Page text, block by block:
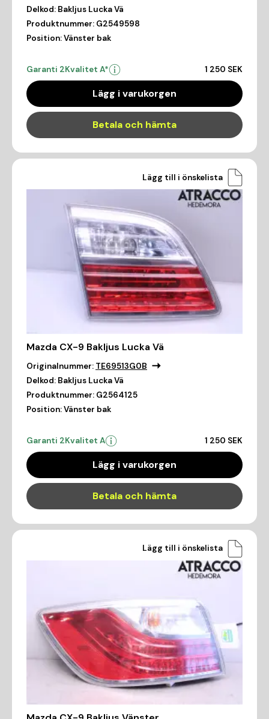
Delkod: Bakljus Lucka Vä
Produktnummer: G2549598
Position:Vänster bak
Garanti 2Kvalitet A* 1 250 SEK
Lägg i varukorgen
Betala och hämta
Lägg till i önskelista
Mazda CX-9 Bakljus Lucka Vä
Originalnummer: TE69513G0B
Delkod: Bakljus Lucka Vä
Produktnummer: G2564125
Position:Vänster bak
Garanti 2Kvalitet A 1 250 SEK
Lägg i varukorgen
Betala och hämta
Lägg till i önskelista